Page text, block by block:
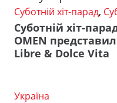
Суботній хіт-парад,
Суботній хіт-
OMEN
Libre & Dolce Vita
Україна